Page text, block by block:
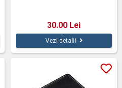
30.00 Lei
Vezi detalii